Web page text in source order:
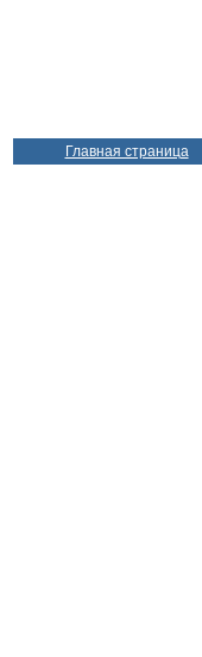
Главная страница